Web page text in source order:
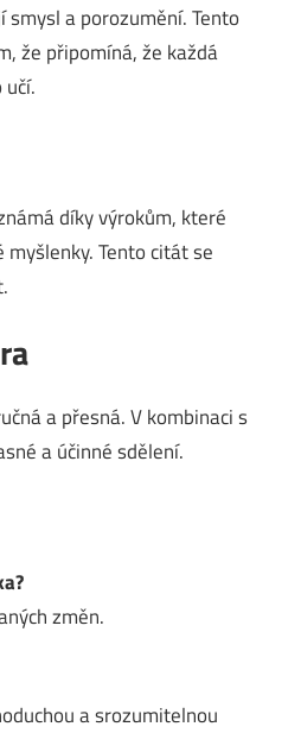
a porozumění. Tento
že připomíná, že každá
díky výrokům, které
Tento citát se
a přesná. V kombinaci s
a účinné sdělení.
změn.
a srozumitelnou